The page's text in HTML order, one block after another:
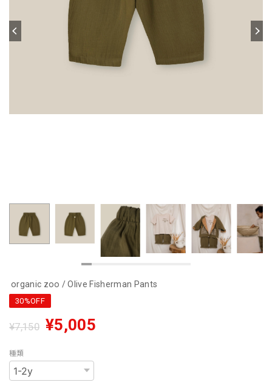
organic zoo / Olive Fisherman Pants
30%OFF
¥7,150 ¥5,005
種類